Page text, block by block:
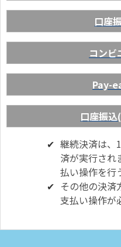
口座
コンビ
Pay-
口座振
継続決済は、
済が実行され
払い操作を行
その他の決済
支払い操作が